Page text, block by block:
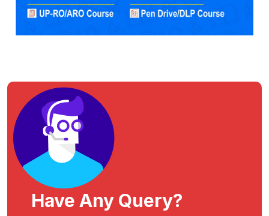
Have Any Query?